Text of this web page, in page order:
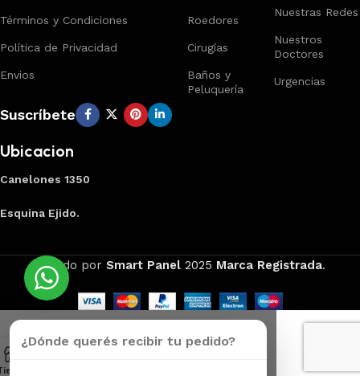
Términos y Condiciones
Política de Privacidad
Envios
Roedores
Cirugías
Baños y
Peluquería
Nuestras Redes
Nuestros
Doctores
Urgencias
Suscríbete
Ubicacion
Canelones 1350
Esquina Ejido.
Creado por Smart Panel 2025 Marca Registrada.
¿Dónde querés recibir tu pedido?